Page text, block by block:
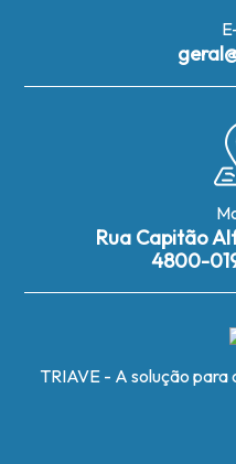
Rua Capitão
4800-
TRIAVE - A solução para